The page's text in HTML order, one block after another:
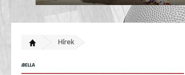
Hírek